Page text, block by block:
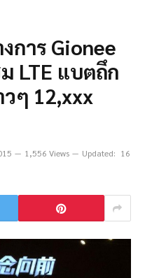
การ Gionee
LTE แบตถึก
วๆ 12,xxx
1,556 Views Updated: 16